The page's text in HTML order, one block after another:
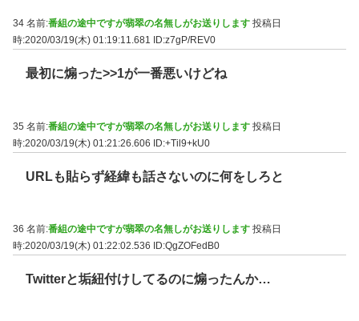
34 名前:番組の途中ですが翡翠の名無しがお送りします 投稿日
時:2020/03/19(木) 01:19:11.681
ID:z7gP/REV0
最初に煽った>>1が一番悪いけどね
35 名前:番組の途中ですが翡翠の名無しがお送りします 投稿日
時:2020/03/19(木) 01:21:26.606 ID:+Til9+kU0
URLも貼らず経緯も話さないのに何をしろと
36 名前:番組の途中ですが翡翠の名無しがお送りします 投稿日
時:2020/03/19(木) 01:22:02.536
ID:QgZOFedB0
Twitterと垢紐付けしてるのに煽ったんか…